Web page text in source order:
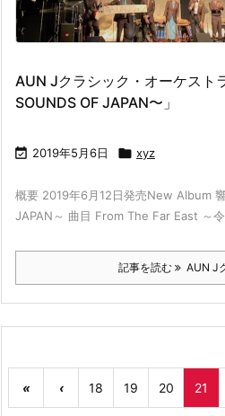
AUN Jクラシック・オーケスト
SOUNDS OF JAPAN〜」
 2019年5月6日  xyz
概要 2019年6月12日発売New Album
JAPAN～ 曲目 From The Far East ～
記事を読む AUN J
« ‹ 18 19 20 21